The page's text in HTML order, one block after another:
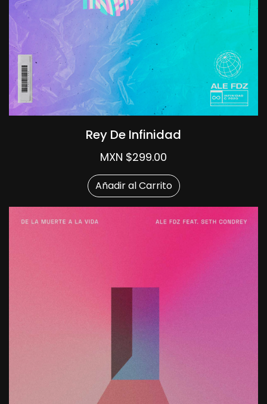
Rey De Infinidad
MXN $299.00
Añadir al Carrito